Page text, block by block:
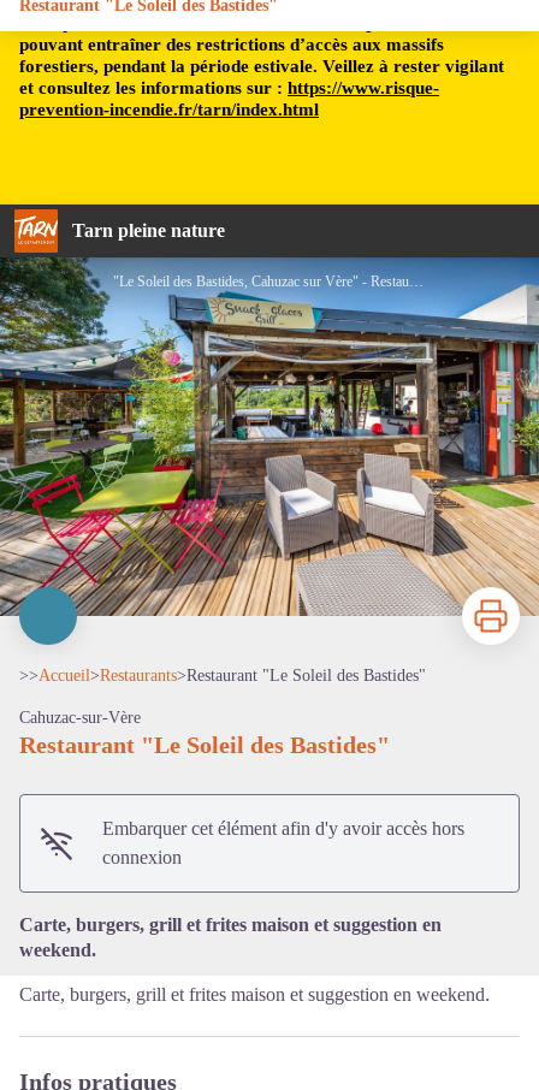
pouvant entraîner des restrictions d’accès aux massifs
forestiers, pendant la période estivale. Veillez à rester vigilant
et consultez les informations sur : https://www.risque-
prevention-incendie.fr/tarn/index.html
Tarn pleine nature
Restaurant "Le Soleil des Bastides"
"Le Soleil des Bastides, Cahuzac sur Vère" - Restaurant le Soleil des Bastides
Imprimer
>>Accueil>Restaurants>Restaurant "Le Soleil des Bastides"
Cahuzac-sur-Vère
Restaurant "Le Soleil des Bastides"
Embarquer cet élément afin d'y avoir accès hors
connexion
Carte, burgers, grill et frites maison et suggestion en
weekend.
Carte, burgers, grill et frites maison et suggestion en weekend.
Infos pratiques